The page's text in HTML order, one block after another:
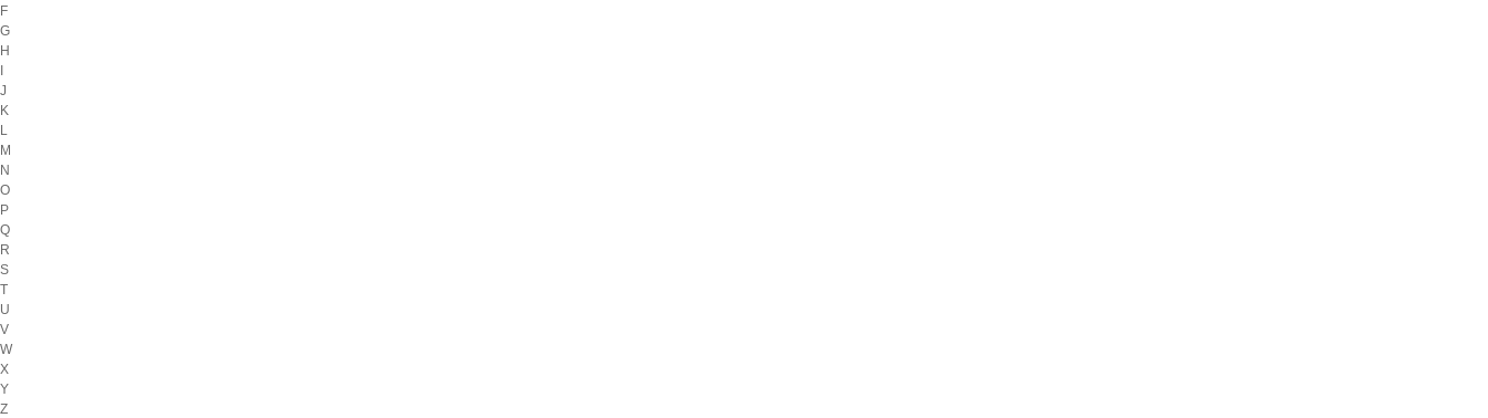
F
G
H
J
K
L
M
N
O
P
Q
R
S
T
U
V
W
X
Y
Z